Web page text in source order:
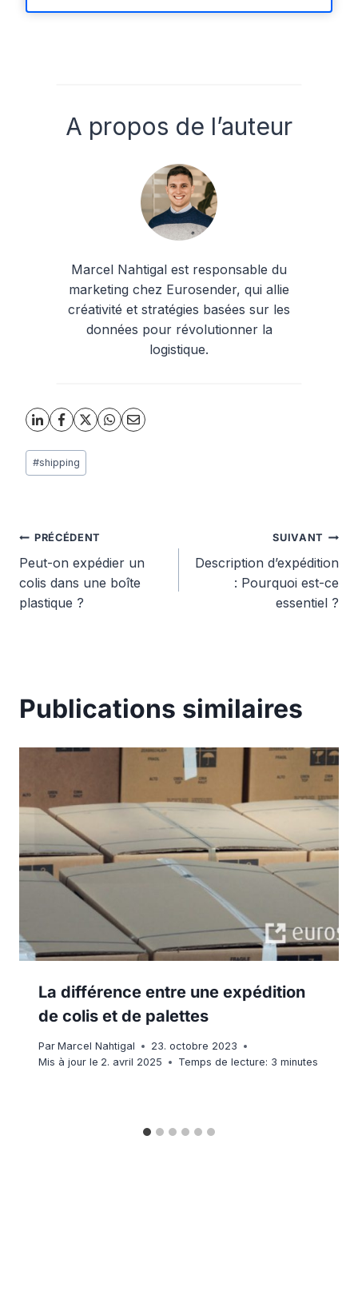
A propos de l’auteur
Marcel Nahtigal est responsable du
marketing chez Eurosender, qui allie
créativité et stratégies basées sur les
données pour révolutionner la
logistique.
Étiquettes
de
#shipping
Navigation
de
PRÉCÉDENT
Peut-on expédier un
colis dans une boîte
plastique ?
SUIVANT
Description d’expédition
: Pourquoi est-ce
essentiel ?
Publications similaires
La différence entre une expédition
de colis et de palettes
Par Marcel Nahtigal
23. octobre 2023
Mis à jour le 2. avril 2025 Temps de lecture: 3minutes